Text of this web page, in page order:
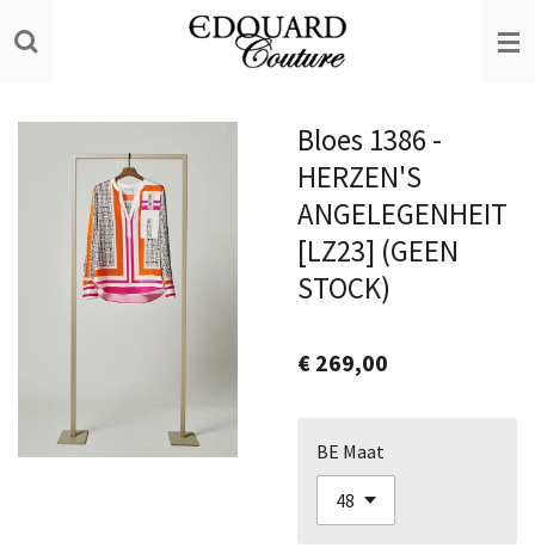
direct
Bloes 1386 -
HERZEN'S
ANGELEGENHEIT
[LZ23] (GEEN
STOCK)
€ 269,00
BE Maat